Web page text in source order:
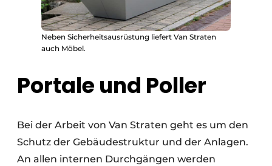
Neben Sicherheitsausrüstung liefert Van Straten
auch Möbel.
Portale und Poller
Bei der Arbeit von Van Straten geht es um den
Schutz der Gebäudestruktur und der Anlagen.
An allen internen Durchgängen werden